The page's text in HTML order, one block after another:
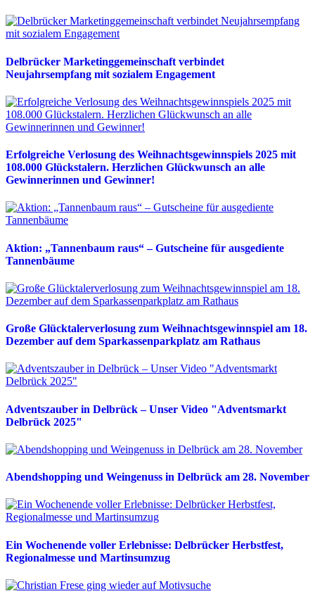
Delbrücker Marketinggemeinschaft verbindet
Neujahrsempfang mit sozialem Engagement
Erfolgreiche Verlosung des Weihnachtsgewinnspiels 2025 mit
108.000 Glückstalern. Herzlichen Glückwunsch an alle
Gewinnerinnen und Gewinner!
Aktion: „Tannenbaum raus“ – Gutscheine für ausgediente
Tannenbäume
Große Glücktalerverlosung zum Weihnachtsgewinnspiel am 18.
Dezember auf dem Sparkassenparkplatz am Rathaus
Adventszauber in Delbrück – Unser Video "Adventsmarkt
Delbrück 2025"
Abendshopping und Weingenuss in Delbrück am 28. November
Ein Wochenende voller Erlebnisse: Delbrücker Herbstfest,
Regionalmesse und Martinsumzug